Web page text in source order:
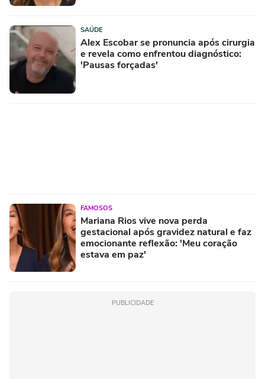
SAÚDE
Alex Escobar se pronuncia após cirurgia
e revela como enfrentou diagnóstico:
'Pausas forçadas'
FAMOSOS
Mariana Rios vive nova perda
gestacional após gravidez natural e faz
emocionante reflexão: 'Meu coração
estava em paz'
PUBLICIDADE